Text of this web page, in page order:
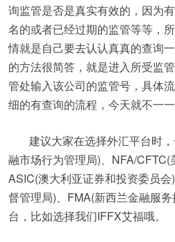
询监管是否是真实有效的，因为
名的或者已经过期的监管等等，
情就是自己要去认认真真的查询
的方法很简答，就是进入所受监
管处输入该公司的监管号，具体
细的有查询的流程，今天就不一
建议大家在选择外汇平台时
融市场行为管理局)、NFA/CFTC(
ASIC(澳大利亚证券和投资委员
督管理局)、FMA(新西兰金融服
台，比如选择我们IFFX艾福哦。